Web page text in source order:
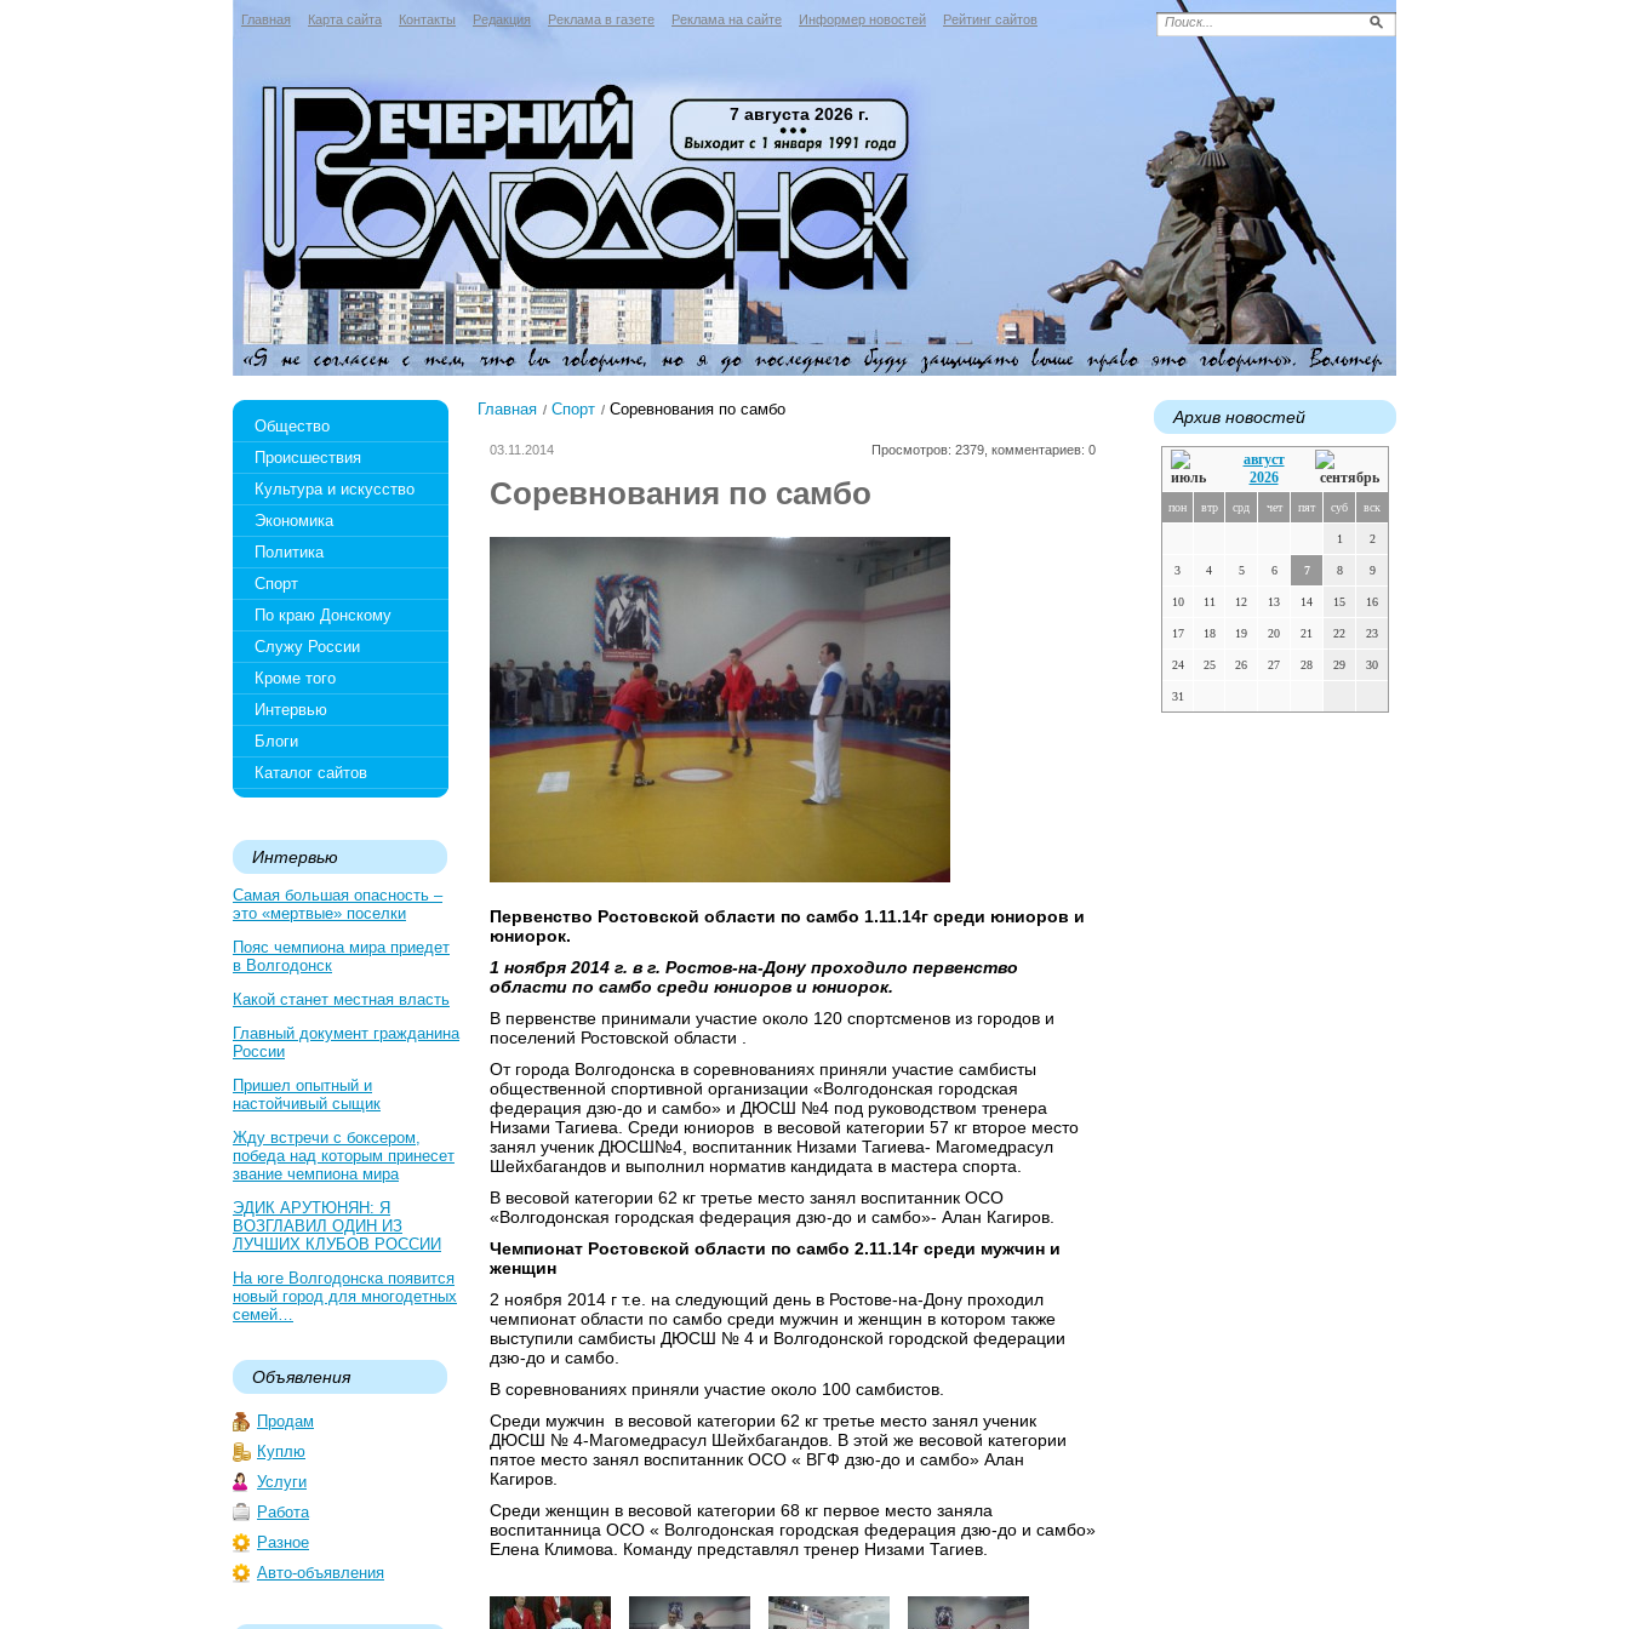
Главная Карта сайта Контакты Редакция Реклама в газете Реклама на сайте Информер новостей Рейтинг сайтов
7 августа 2026 г.
Общество
Происшествия
Культура и искусство
Экономика
Политика
Спорт
По краю Донскому
Служу России
Кроме того
Интервью
Блоги
Каталог сайтов
Интервью
Самая большая опасность –
это «мертвые» поселки
Пояс чемпиона мира приедет
в Волгодонск
Какой станет местная власть
Главный документ гражданина
России
Пришел опытный и
настойчивый сыщик
Жду встречи с боксером,
победа над которым принесет
звание чемпиона мира
ЭДИК АРУТЮНЯН: Я
ВОЗГЛАВИЛ ОДИН ИЗ
ЛУЧШИХ КЛУБОВ РОССИИ
На юге Волгодонска появится
новый город для многодетных
семей…
Объявления
Продам
Куплю
Услуги
Работа
Разное
Авто-объявления
Главная Спорт Соревнования по самбо
03.11.2014 Просмотров: 2379, комментариев: 0
Соревнования по самбо
Первенство Ростовской области по самбо 1.11.14г среди юниоров и
юниорок.
1 ноября 2014 г. в г. Ростов-на-Дону проходило первенство
области по самбо среди юниоров и юниорок.
В первенстве принимали участие около 120 спортсменов из городов и
поселений Ростовской области .
От города Волгодонска в соревнованиях приняли участие самбисты
общественной спортивной организации «Волгодонская городская
федерация дзю-до и самбо» и ДЮСШ №4 под руководством тренера
Низами Тагиева. Среди юниоров в весовой категории 57 кг второе место
занял ученик ДЮСШ№4, воспитанник Низами Тагиева- Магомедрасул
Шейхбагандов и выполнил норматив кандидата в мастера спорта.
В весовой категории 62 кг третье место занял воспитанник ОСО
«Волгодонская городская федерация дзю-до и самбо»- Алан Кагиров.
Чемпионат Ростовской области по самбо 2.11.14г среди мужчин и
женщин
2 ноября 2014 г т.е. на следующий день в Ростове-на-Дону проходил
чемпионат области по самбо среди мужчин и женщин в котором также
выступили самбисты ДЮСШ № 4 и Волгодонской городской федерации
дзю-до и самбо.
В соревнованиях приняли участие около 100 самбистов.
Среди мужчин в весовой категории 62 кг третье место занял ученик
ДЮСШ № 4-Магомедрасул Шейхбагандов. В этой же весовой категории
пятое место занял воспитанник ОСО « ВГФ дзю-до и самбо» Алан
Кагиров.
Среди женщин в весовой категории 68 кг первое место заняла
воспитанница ОСО « Волгодонская городская федерация дзю-до и самбо»
Елена Климова. Команду представлял тренер Низами Тагиев.
Архив новостей
август
2026
пон втр срд чет пят суб вск
1 2
3 4 5 6 7 8 9
10 11 12 13 14 15 16
17 18 19 20 21 22 23
24 25 26 27 28 29 30
31